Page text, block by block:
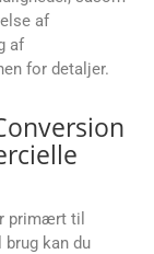
af
af
for detaljer.
primært til
kan du